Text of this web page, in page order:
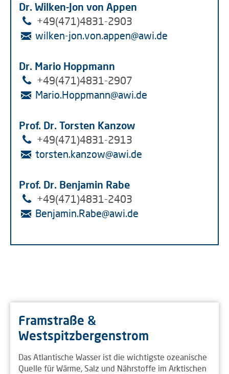
Dr. Wilken-Jon von Appen
+49(471)4831-2903
wilken-jon.von.appen@awi.de
Dr. Mario Hoppmann
+49(471)4831-2907
Mario.Hoppmann@awi.de
Prof. Dr. Torsten Kanzow
+49(471)4831-2913
torsten.kanzow@awi.de
Prof. Dr. Benjamin Rabe
+49(471)4831-2403
Benjamin.Rabe@awi.de
Framstraße &
Westspitzbergenstrom
Das Atlantische Wasser ist die wichtigste ozeanische
Quelle für Wärme, Salz und Nährstoffe im Arktischen